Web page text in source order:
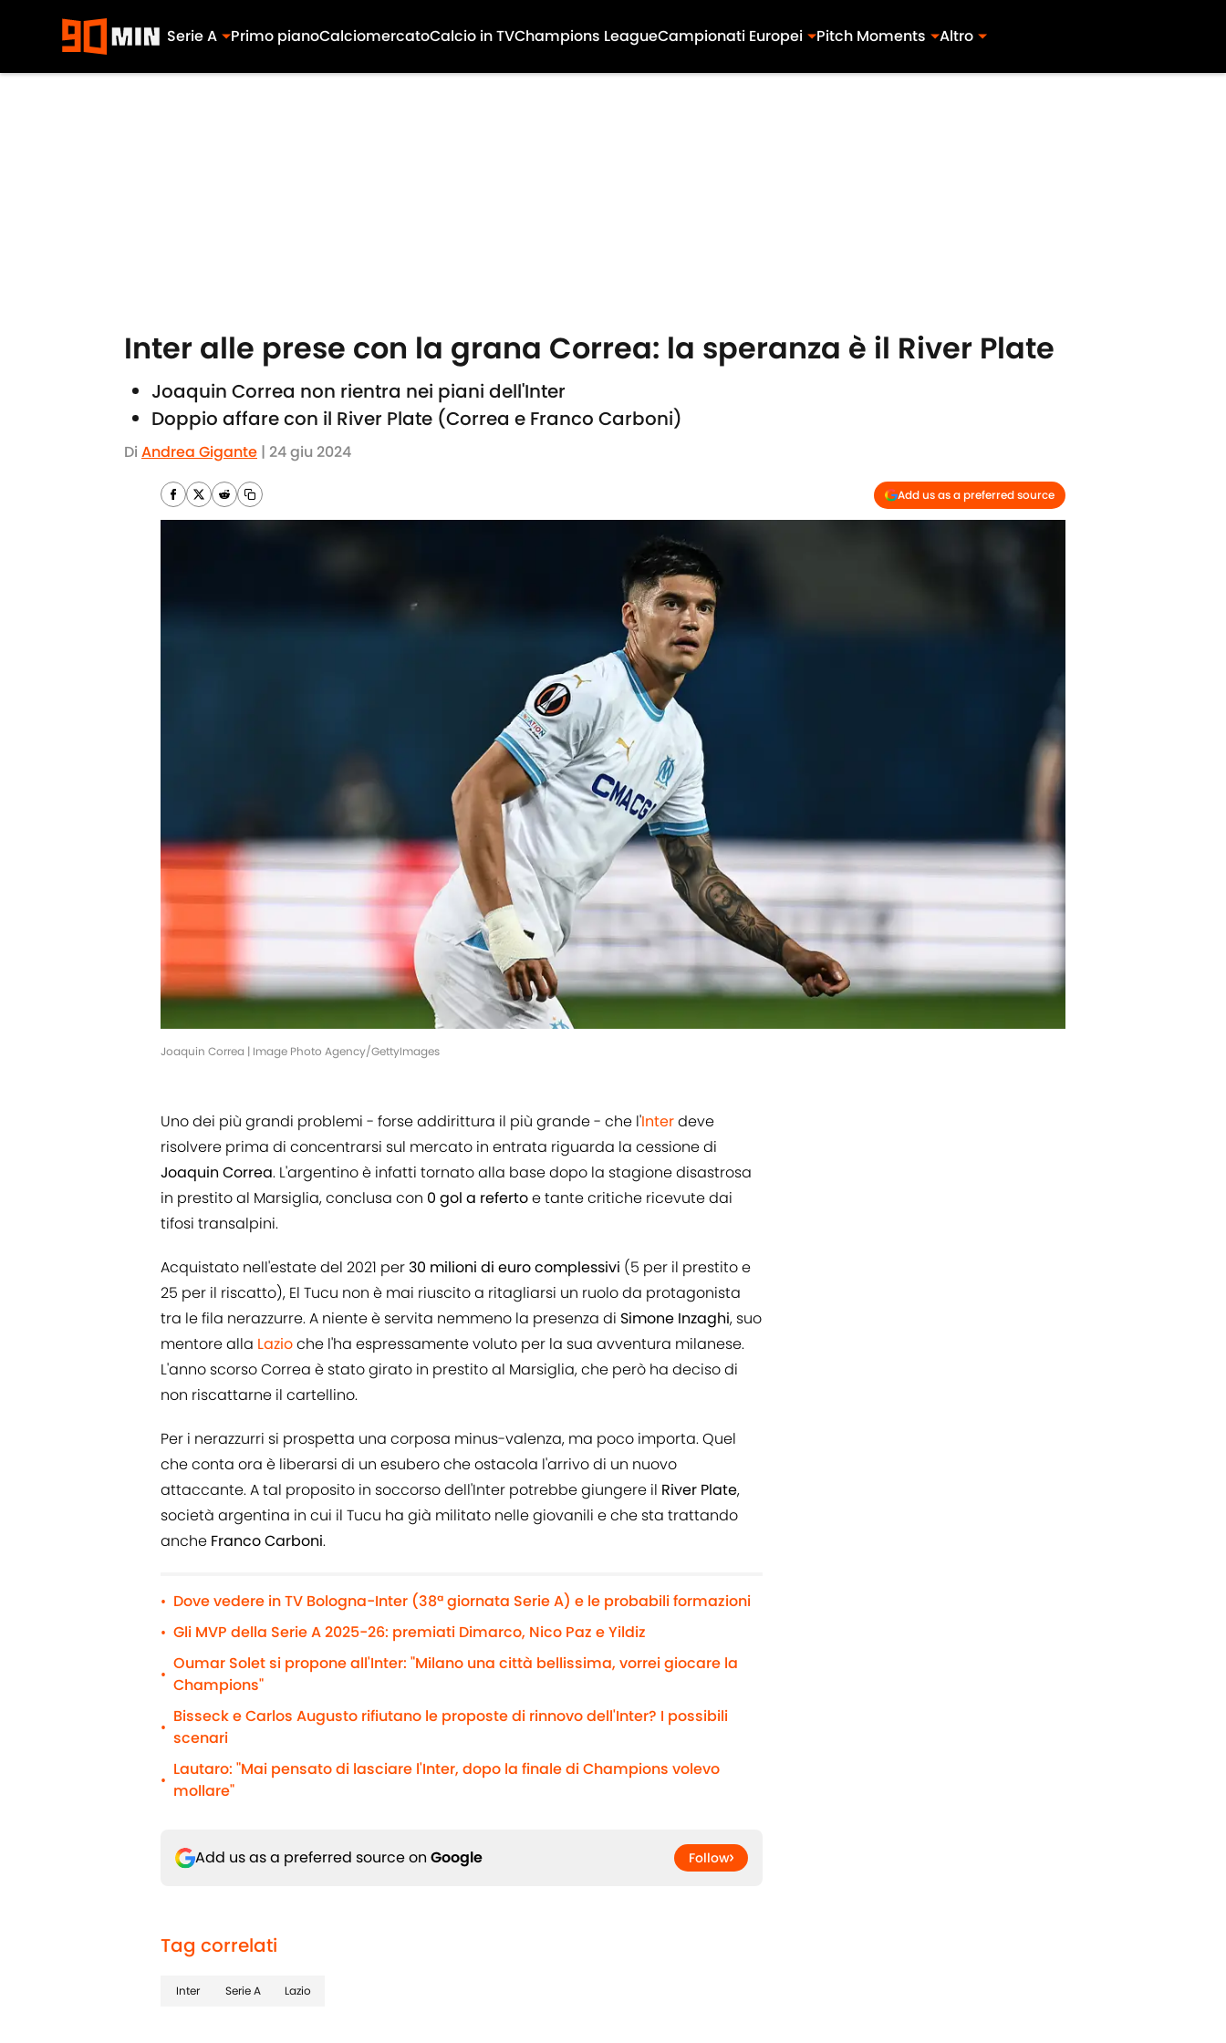
Serie A Primo pianoCalciomercatoCalcio in TVChampions LeagueCampionati Europei Pitch Moments Altro
Inter alle prese con la grana Correa: la speranza è il River Plate
Joaquin Correa non rientra nei piani dell'Inter
Doppio affare con il River Plate (Correa e Franco Carboni)
Di Andrea Gigante | 24 giu 2024
Add us as a preferred source
Joaquin Correa | Image Photo Agency/GettyImages
Uno dei più grandi problemi - forse addirittura il più grande - che l'Interdeve
risolvere prima di concentrarsi sul mercato in entrata riguarda la cessione di
Joaquin Correa. L'argentino è infatti tornato alla base dopo la stagione disastrosa
in prestito al Marsiglia, conclusa con 0 gol a refertoe tante critiche ricevute dai
tifosi transalpini.
Acquistato nell'estate del 2021 per 30 milioni di euro complessivi (5 per il prestito e
25 per il riscatto), El Tucu non è mai riuscito a ritagliarsi un ruolo da protagonista
tra le fila nerazzurre. A niente è servita nemmeno la presenza di Simone Inzaghi, suo
mentore alla Lazioche l'ha espressamente voluto per la sua avventura milanese.
L'anno scorso Correa è stato girato in prestito al Marsiglia, che però ha deciso di
non riscattarne il cartellino.
Per i nerazzurri si prospetta una corposa minus-valenza, ma poco importa. Quel
che conta ora è liberarsi di un esubero che ostacola l'arrivo di un nuovo
attaccante. A tal proposito in soccorso dell'Inter potrebbe giungere il River Plate,
società argentina in cui il Tucu ha già militato nelle giovanili e che sta trattando
anche Franco Carboni.
• Dove vedere in TV Bologna-Inter (38ª giornata Serie A) e le probabili formazioni
• Gli MVP della Serie A 2025-26: premiati Dimarco, Nico Paz e Yildiz
•
Oumar Solet si propone all'Inter: "Milano una città bellissima, vorrei giocare la
Champions"
•
Bisseck e Carlos Augusto rifiutano le proposte di rinnovo dell'Inter? I possibili
scenari
•
Lautaro: "Mai pensato di lasciare l'Inter, dopo la finale di Champions volevo
mollare"
Add us as a preferred source on Google Follow
Tag correlati
Inter Serie A Lazio